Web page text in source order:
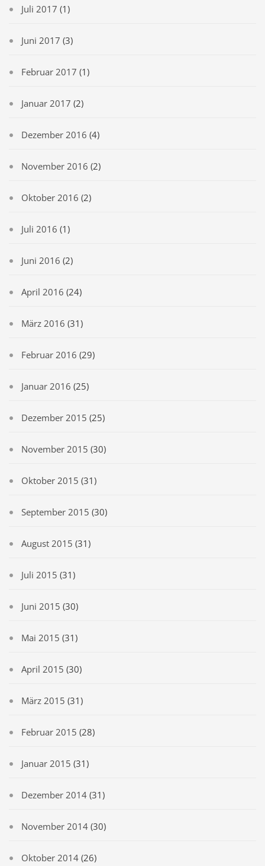
Juli 2017 (1)
Juni 2017 (3)
Februar 2017 (1)
Januar 2017 (2)
Dezember 2016 (4)
November 2016 (2)
Oktober 2016 (2)
Juli 2016 (1)
Juni 2016 (2)
April 2016 (24)
März 2016 (31)
Februar 2016 (29)
Januar 2016 (25)
Dezember 2015 (25)
November 2015 (30)
Oktober 2015 (31)
September 2015 (30)
August 2015 (31)
Juli 2015 (31)
Juni 2015 (30)
Mai 2015 (31)
April 2015 (30)
März 2015 (31)
Februar 2015 (28)
Januar 2015 (31)
Dezember 2014 (31)
November 2014 (30)
Oktober 2014 (26)